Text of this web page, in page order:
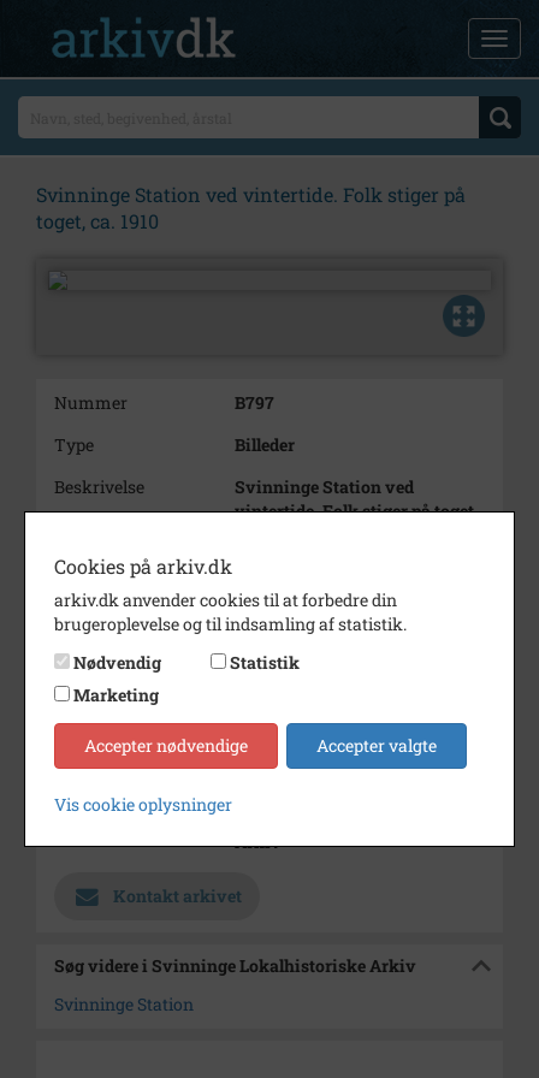
Svinninge Station ved vintertide. Folk stiger på
toget, ca. 1910
Nummer
B797
Type
Billeder
Beskrivelse
Svinninge Station ved
vintertide. Folk stiger på toget,
Bemærkning
fotograf.
Her står under dette billede:
Periode
Dateringsnote
ca. 1910
Fotograf
Ukendt
Arkiv
Arkiv
Kontakt arkivet
Søg videre i Svinninge Lokalhistoriske Arkiv
Svinninge Station
Cookies på arkiv.dk
arkiv.dk anvender cookies til at forbedre din
brugeroplevelse og til indsamling af statistik.
Nødvendig
Statistik
Marketing
Accepter nødvendige Accepter valgte
Vis cookie oplysninger